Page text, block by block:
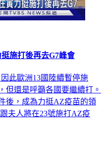
施打後再去G7峰會
此歐洲13國陸續暫停施
但還是呼籲各國要繼續打。
後，成為力挺AZ疫苗的領
夫人將在23號施打AZ疫